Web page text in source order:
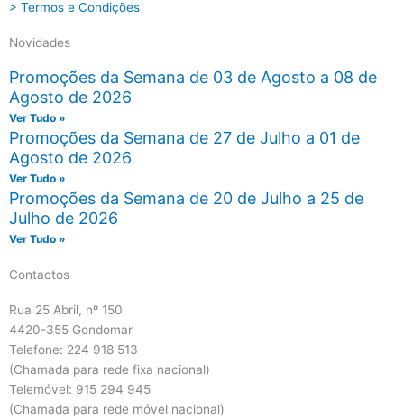
> Termos e Condições
Novidades
Promoções da Semana de 03 de Agosto a 08 de
Agosto de 2026
Ver Tudo »
Promoções da Semana de 27 de Julho a 01 de
Agosto de 2026
Ver Tudo »
Promoções da Semana de 20 de Julho a 25 de
Julho de 2026
Ver Tudo »
Contactos
Rua 25 Abril, nº 150
4420-355 Gondomar
Telefone: 224 918 513
(Chamada para rede fixa nacional)
Telemóvel: 915 294 945
(Chamada para rede móvel nacional)